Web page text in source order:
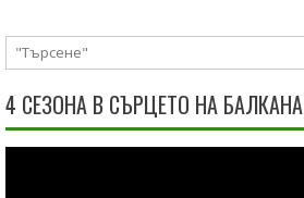
4 СЕЗОНА В СЪРЦЕТО НА БАЛКАНА